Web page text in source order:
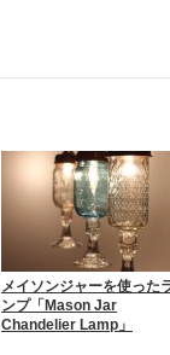
メイソンジャーを使った
ンプ「Mason Jar
Chandelier Lamp」